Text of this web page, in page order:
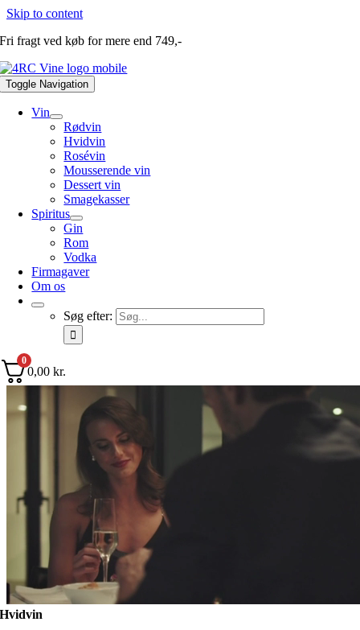
Skip to content
Fri fragt ved køb for mere end 749,-
Toggle Navigation
Vin
Rødvin
Hvidvin
Rosévin
Mousserende vin
Dessert vin
Smagekasser
Spiritus
Gin
Rom
Vodka
Firmagaver
Om os
Søg efter:
0
0,00kr.
Hvidvin